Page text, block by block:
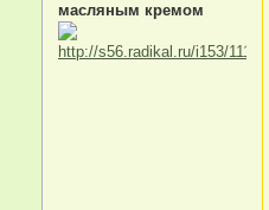
масляным кремом